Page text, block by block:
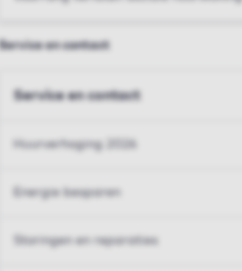
Service en contact
Service en contact
Huurverhoging 2026
Energie besparen
Storingen en reparaties